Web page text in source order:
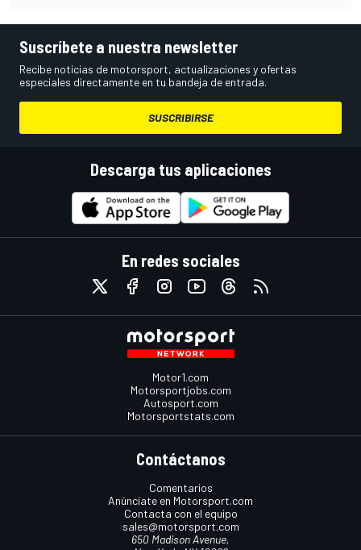
Suscríbete a nuestra newsletter
Recibe noticias de motorsport, actualizaciones y ofertas
especiales directamente en tu bandeja de entrada.
SUSCRIBIRSE
Descarga tus aplicaciones
En redes sociales
Motor1.com
Motorsportjobs.com
Autosport.com
Motorsportstats.com
Contáctanos
Comentarios
Anúnciate en Motorsport.com
Contacta con el equipo
sales@motorsport.com
650 Madison Avenue,